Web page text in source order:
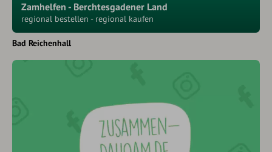
Zamhelfen - Berchtesgadener Land
regional bestellen - regional kaufen
Bad Reichenhall